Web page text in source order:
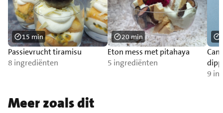
Passievrucht tiramisu
8 ingrediënten
15 min
Eton mess met pitahaya
5 ingrediënten
20 min
9
Meer zoals dit